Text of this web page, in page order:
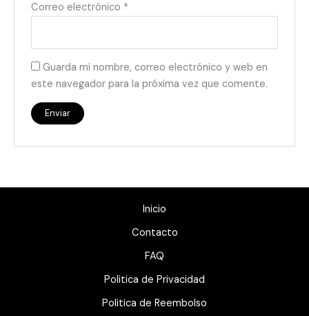
Correo electrónico *
Guarda mi nombre, correo electrónico y web en
este navegador para la próxima vez que comente.
Inicio
Contacto
FAQ
Politica de Privacidad
Politica de Reembolso